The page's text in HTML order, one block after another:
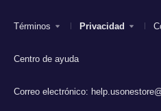
Términos Privacidad
Centro de ayuda
Correo electrónico: